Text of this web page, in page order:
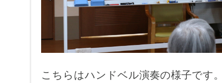
こちらはハンドベル演奏の様子です